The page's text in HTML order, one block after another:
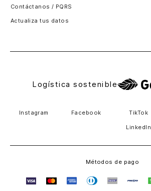
Contáctanos / PQRS
Actualiza tus datos
Logística sostenible
Instagram Facebook TikTok
LinkedIn
Métodos de pago